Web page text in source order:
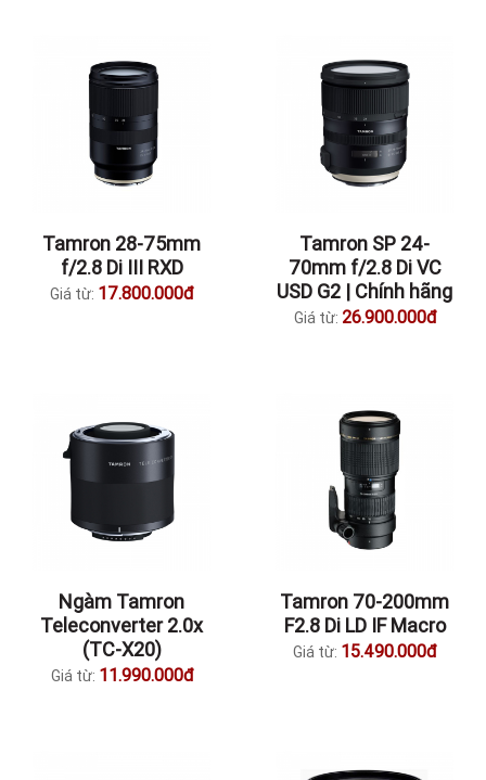
Tamron 28-75mm
f/2.8 Di III RXD
Giá từ: 17.800.000đ
Tamron SP 24-
70mm f/2.8 Di VC
USD G2 | Chính hãng
Giá từ: 26.900.000đ
Ngàm Tamron
Teleconverter 2.0x
(TC-X20)
Giá từ: 11.990.000đ
Tamron 70-200mm
F2.8 Di LD IF Macro
Giá từ: 15.490.000đ